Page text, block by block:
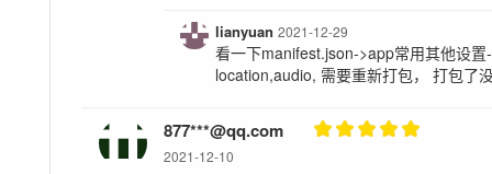
lianyuan2021-12-29
看一下manifest.json->app常用其他设
location,audio, 需要重新打包， 打包了
877***@qq.com
2021-12-10